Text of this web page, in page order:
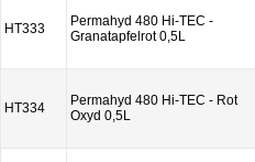
HT333
Permahyd 480 Hi-TEC -
Granatapfelrot 0,5L
HT334
Permahyd 480 Hi-TEC - Rot
Oxyd 0,5L